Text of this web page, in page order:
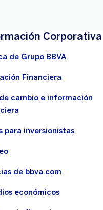
Corporativa
de Grupo BBVA
Financiera
cambio e información
para inversionistas
de bbva.com
económicos